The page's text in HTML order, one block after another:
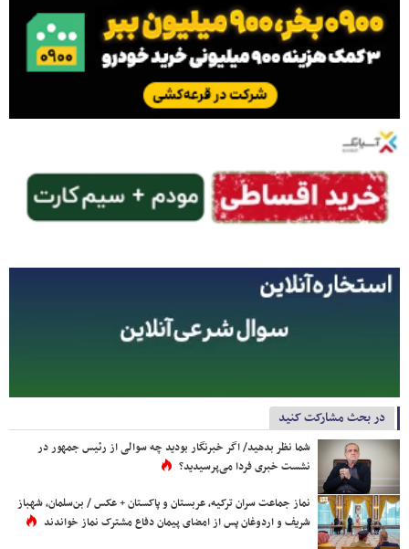
در بحث مشارکت کنید
شما نظر بدهید/ اگر خبرنگار بودید چه سوالی از رئیس جمهور در
نشست خبری فردا می‌پرسیدید؟
نماز جماعت سران ترکیه، عربستان و پاکستان + عکس / بن‌سلمان، شهباز
شریف و اردوغان پس از امضای پیمان دفاع مشترک نماز خواندند